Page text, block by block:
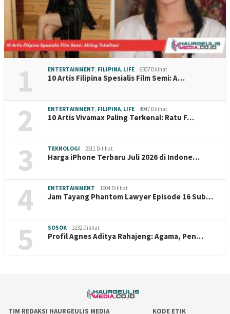
1 ENTERTAINMENT, FILIPINA, LIFE 6307 Dilihat
10 Artis Filipina Spesialis Film Semi: A…
2 ENTERTAINMENT, FILIPINA, LIFE 4947 Dilihat
10 Artis Vivamax Paling Terkenal: Ratu F…
3 TEKNOLOGI 2311 Dilihat
Harga iPhone Terbaru Juli 2026 di Indone…
4 ENTERTAINMENT 1604 Dilihat
Jam Tayang Phantom Lawyer Episode 16 Sub…
5 SOSOK 1232 Dilihat
Profil Agnes Aditya Rahajeng: Agama, Pen…
TIM REDAKSI HAURGEULIS MEDIA KODE ETIK